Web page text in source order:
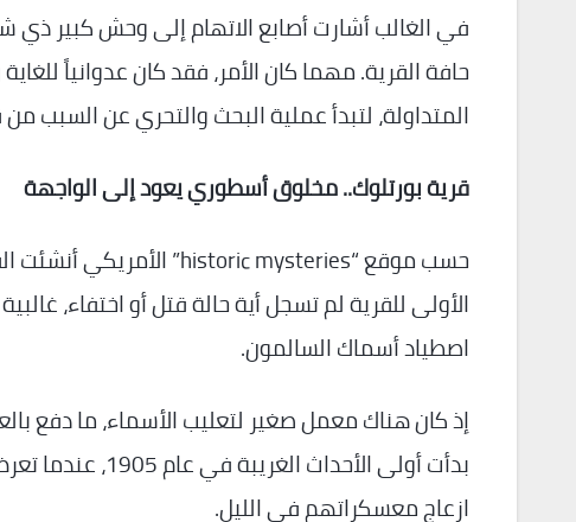
في الغالب أشارت أصابع الاتهام إلى وحش كبير
حافة القرية. مهما كان الأمر، فقد كان عدوانياً
المتداولة، لتبدأ عملية البحث والتحري عن السبب
قرية بورتلوك.. مخلوق أسطوري يعود إلى الواجهة
الأولى للقرية لم تسجل أية حالة قتل أو اختفاء،
اصطياد أسماك السالمون.
إذ كان هناك معمل صغير لتعليب الأسماء، ما دفع
بدأت أولى
ازعاج معسكراتهم في الليل.